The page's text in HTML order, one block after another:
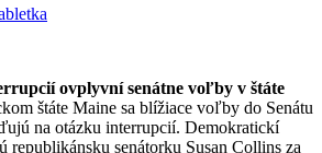
ovplyvní senátne voľby v štáte
štáte Maine sa blížiace voľby do Senátu
na otázku interrupcií. Demokratickí
republikánsku senátorku Susan Collins za